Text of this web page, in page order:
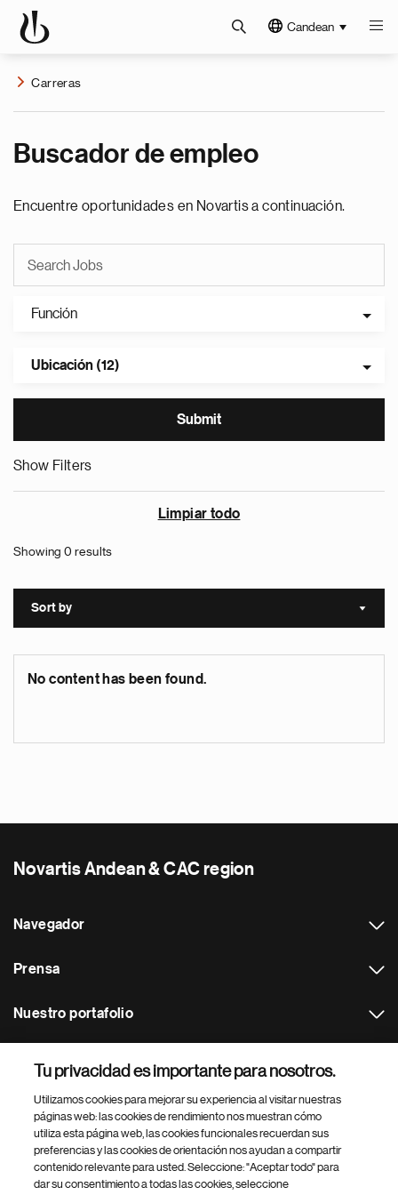
Candean
Carreras
Buscador de empleo
Encuentre oportunidades en Novartis a continuación.
Función
Ubicación (12)
Show Filters
Limpiar todo
Showing 0 results
Sort by Sort
No content has been found.
Novartis Andean & CAC region
Navegador
Prensa
Nuestro portafolio
Footer Site Search
Tu privacidad es importante para nosotros.
Utilizamos cookies para mejorar su experiencia al visitar nuestras
páginas web: las cookies de rendimiento nos muestran cómo
utiliza esta página web, las cookies funcionales recuerdan sus
preferencias y las cookies de orientación nos ayudan a compartir
contenido relevante para usted. Seleccione: "Aceptar todo" para
dar su consentimiento a todas las cookies, seleccione